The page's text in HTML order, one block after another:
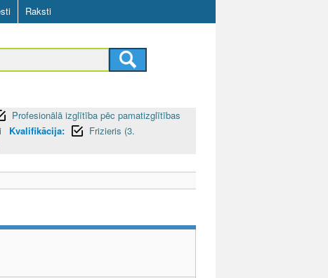
Raksti
Profesionālā izglītība pēc pamatizglītības
Kvalifikācija:
Frizieris (3.